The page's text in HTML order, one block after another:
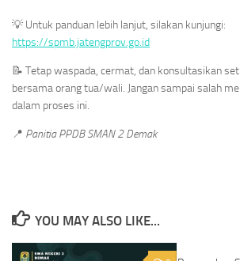
💡 Untuk panduan lebih lanjut, silakan kunjungi:
https://spmb.jatengprov.go.id
📝 Tetap waspada, cermat, dan konsultasikan
bersama orang tua/wali. Jangan sampai salah
dalam proses ini.
📍 Panitia PPDB SMAN 2 Demak
YOU MAY ALSO LIKE...